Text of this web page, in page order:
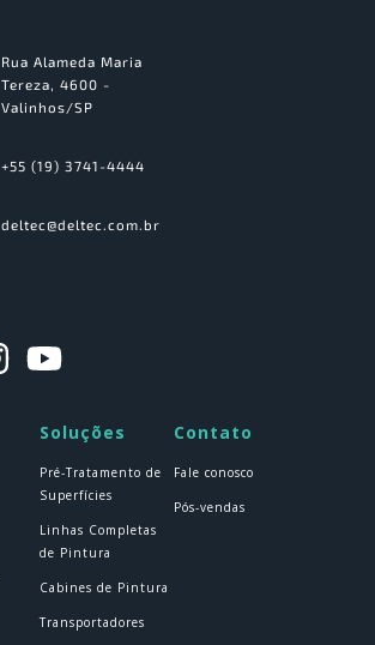
Rua Alameda Maria
Tereza, 4600 -
Valinhos/SP
+55 (19) 3741-4444
deltec@deltec.com.br
Soluções Contato
Pré-Tratamento de
Superfícies
Linhas Completas
de Pintura
Cabines de Pintura
Transportadores
Fale conosco
Pós-vendas